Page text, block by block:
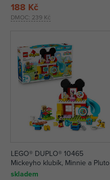
DMOC: 239 Kč
188 Kč
LEGO® DUPLO® 10465
Mickeyho klubík, Minnie a Pluto
skladem